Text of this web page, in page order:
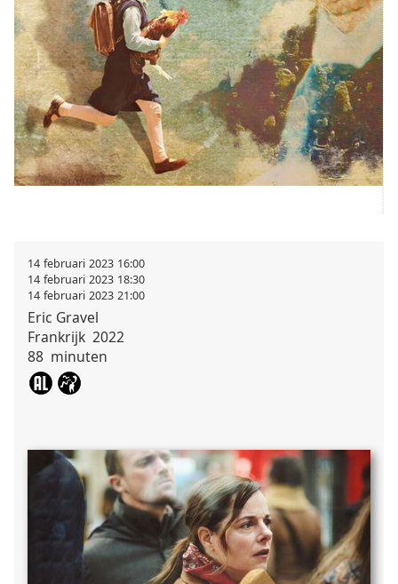
14 februari 2023 16:00
14 februari 2023 18:30
14 februari 2023 21:00
Eric Gravel
Frankrijk 2022
88 minuten